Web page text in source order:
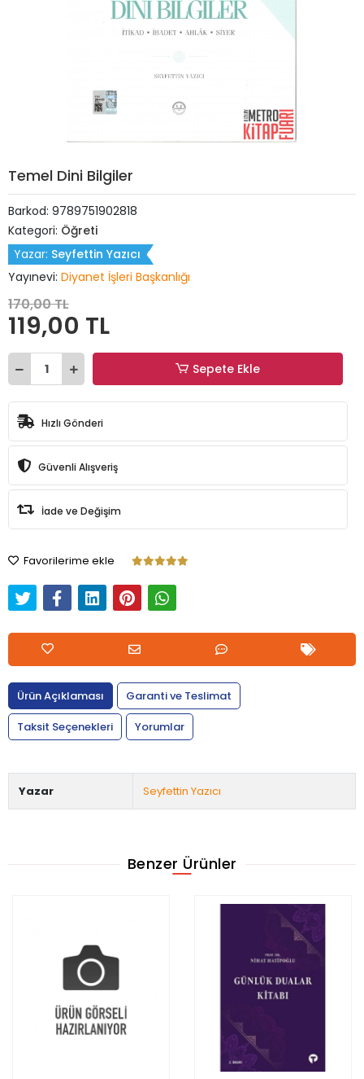
Temel Dini Bilgiler
Barkod: 9789751902818
Kategori: Öğreti
Yazar: Seyfettin Yazıcı
Yayınevi: Diyanet İşleri Başkanlığı
170,00 TL
119,00 TL
Sepete Ekle
Hızlı Gönderi
Güvenli Alışveriş
İade ve Değişim
Favorilerime ekle
Ürün Açıklaması
Garanti ve Teslimat
Taksit Seçenekleri
Yorumlar
Yazar Seyfettin Yazıcı
Benzer Ürünler